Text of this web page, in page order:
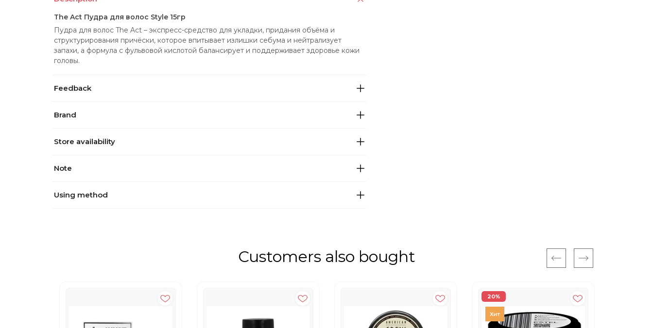
The Act Пудра для волос Style 15гр
Пудра для волос The Act – экспресс-средство для укладки, придания объёма и
структурирования причёски, которое впитывает излишки себума и нейтрализует
запахи, а формула с фульвовой кислотой балансирует и поддерживает здоровье кожи
головы.
Feedback
Brand
Store availability
Note
Using method
Customers also bought
20%